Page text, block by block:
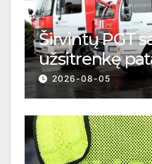
Širvintų PGT
užsitrenkę
2026-08-05